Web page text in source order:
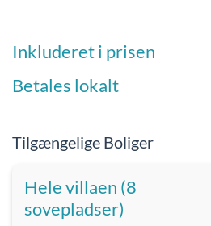
Inkluderet i prisen
Betales lokalt
Tilgængelige Boliger
Hele villaen (8
sovepladser)